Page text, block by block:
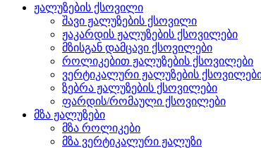
ჟალუზების ქსოვილი
შავი ჟალუზების ქსოვილი
ჟაკარდის ჟალუზების ქსოვილები
მზისგან დამცავი ქსოვილები
როლიკებით ჟალუზების ქსოვილები
ვერტიკალური ჟალუზების
ზებრა ჟალუზების ქსოვილები
ფარდის/რომაული ქსოვილები
მზა ჟალუზები
მზა როლიკები
მზა ვერტიკალური ჟალუზი